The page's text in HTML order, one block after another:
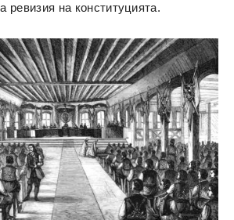
ревизия на конституцията.